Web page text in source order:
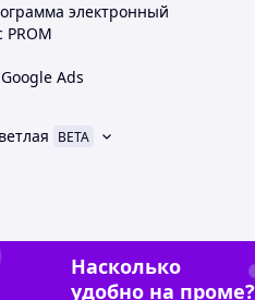
электронный
PROM
Ads
BETA
Насколько
удобно на проме?